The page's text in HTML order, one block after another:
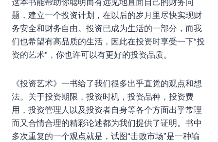
这本书能帮助你聪明而有远见地直面自己的财务问
题，建立一个投资计划，在以后的岁月里尽快实现财
务安全和财务自由。投资已成为生活的一部分，而我
们也希望有高品质的生活，因此在投资时享受一下“投
资的艺术”，你也许可以有更好的投资品质。
《投资艺术》一书给了我们很多出乎直觉的观点和想
法。关于投资期限，投资时机，投资品种，投资费
用，投资管理人以及投资者自身等各个方面出乎常理
而又合情合理的精彩论述都为我们提供了证明。书中
多次重复的一个观点就是，试图“击败市场”是一种输